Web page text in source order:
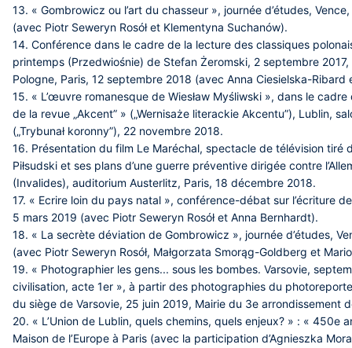
13. « Gombrowicz ou l’art du chasseur », journée d’études,
(avec Piotr Seweryn Rosół et Klementyna Suchanów).
14. Conférence dans le cadre de la lecture des classiques
printemps (Przedwiośnie) de Stefan Żeromski, 2 septembre
Pologne, Paris, 12 septembre 2018 (avec Anna Ciesielska-
15. « L’œuvre romanesque de Wiesław Myśliwski », dans le
de la revue „Akcent” » („Wernisaże literackie Akcentu”), Lublin,
(„Trybunał koronny”), 22 novembre 2018.
16. Présentation du film Le Maréchal, spectacle de télévision tiré
Piłsudski et ses plans d’une guerre préventive dirigée contre
(Invalides), auditorium Austerlitz, Paris, 18 décembre 2018.
17. « Ecrire loin du pays natal », conférence-débat sur l’écriture
5 mars 2019 (avec Piotr Seweryn Rosół et Anna Bernhardt).
18. « La secrète déviation de Gombrowicz », journée d’études,
(avec Piotr Seweryn Rosół, Małgorzata Smorąg-Goldberg et
19. « Photographier les gens... sous les bombes. Varsovie,
civilisation, acte 1er », à partir des photographies du
du siège de Varsovie, 25 juin 2019, Mairie du 3e arrondissement
20. « L’Union de Lublin, quels chemins, quels enjeux? » : « 450e
Maison de l’Europe à Paris (avec la participation d’Agnieszka